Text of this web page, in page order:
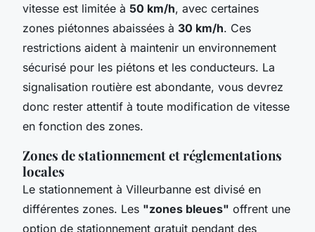
vitesse est limitée à 50 km/h, avec certaines
zones piétonnes abaissées à 30 km/h. Ces
restrictions aident à maintenir un environnement
sécurisé pour les piétons et les conducteurs. La
signalisation routière est abondante, vous devrez
donc rester attentif à toute modification de vitesse
en fonction des zones.
Zones de stationnement et réglementations
locales
Le stationnement à Villeurbanne est divisé en
différentes zones. Les "zones bleues" offrent une
option de stationnement gratuit pendant des